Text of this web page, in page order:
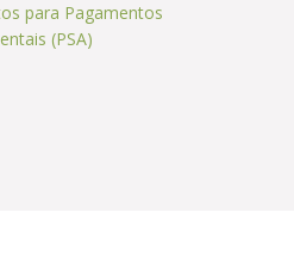
para Pagamentos
(PSA)